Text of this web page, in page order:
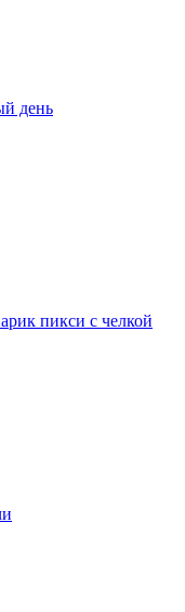
день
пикси с челкой